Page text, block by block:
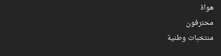
هواة
محترفون
منتخبات وطنية